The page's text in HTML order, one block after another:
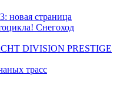
новая страница
Снегоход
DIVISION PRESTIGE
трасс